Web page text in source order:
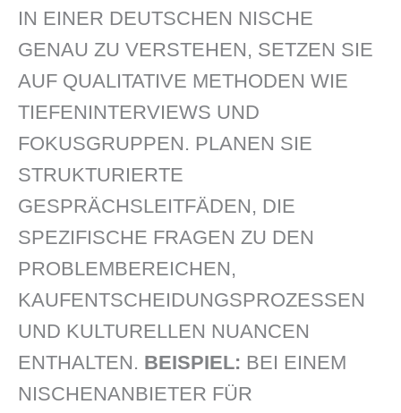
IN EINER DEUTSCHEN NISCHE
GENAU ZU VERSTEHEN, SETZEN SIE
AUF QUALITATIVE METHODEN WIE
TIEFENINTERVIEWS UND
FOKUSGRUPPEN. PLANEN SIE
STRUKTURIERTE
GESPRÄCHSLEITFÄDEN, DIE
SPEZIFISCHE FRAGEN ZU DEN
PROBLEMBEREICHEN,
KAUFENTSCHEIDUNGSPROZESSEN
UND KULTURELLEN NUANCEN
ENTHALTEN. BEISPIEL: BEI EINEM
NISCHENANBIETER FÜR